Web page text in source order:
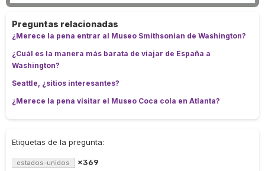
Preguntas relacionadas
¿Merece la pena entrar al Museo Smithsonian de Washington?
¿Cuál es la manera más barata de viajar de España a
Washington?
Seattle, ¿sitios interesantes?
¿Merece la pena visitar el Museo Coca cola en Atlanta?
Etiquetas de la pregunta:
estados-unidos ×369